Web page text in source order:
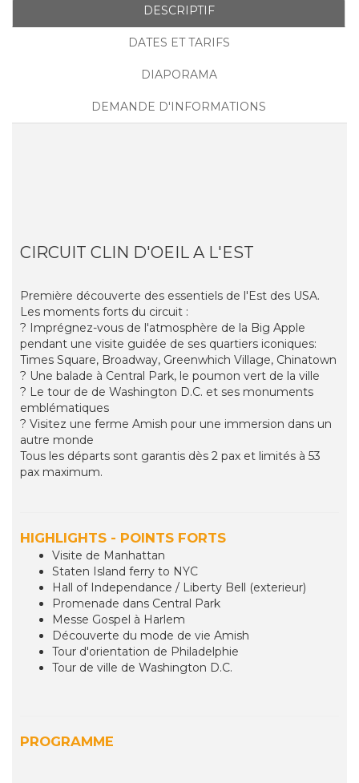
DESCRIPTIF
DATES ET TARIFS
DIAPORAMA
DEMANDE D'INFORMATIONS
CIRCUIT CLIN D'OEIL A L'EST
Première découverte des essentiels de l'Est des USA.
Les moments forts du circuit :
? Imprégnez-vous de l'atmosphère de la Big Apple
pendant une visite guidée de ses quartiers iconiques:
Times Square, Broadway, Greenwhich Village, Chinatown
? Une balade à Central Park, le poumon vert de la ville
? Le tour de de Washington D.C. et ses monuments
emblématiques
? Visitez une ferme Amish pour une immersion dans un
autre monde
Tous les départs sont garantis dès 2 pax et limités à 53
pax maximum.
HIGHLIGHTS - POINTS FORTS
Visite de Manhattan
Staten Island ferry to NYC
Hall of Independance / Liberty Bell (exterieur)
Promenade dans Central Park
Messe Gospel à Harlem
Découverte du mode de vie Amish
Tour d'orientation de Philadelphie
Tour de ville de Washington D.C.
PROGRAMME